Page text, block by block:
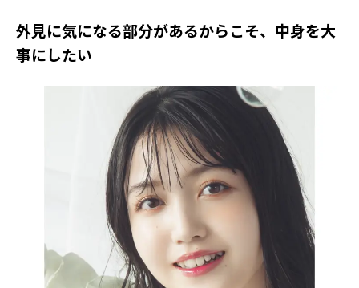
ゲッターズ飯田
MISS SEVENTEEN
MAGAZINE
バックナンバー
INFORMATION
について
Follow us
外見に気になる部分があるからこそ、中身を大
事にしたい